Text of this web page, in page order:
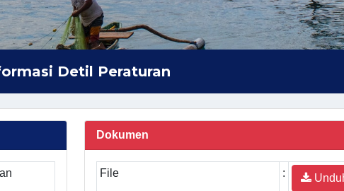
Detil Peraturan
Dokumen
File :